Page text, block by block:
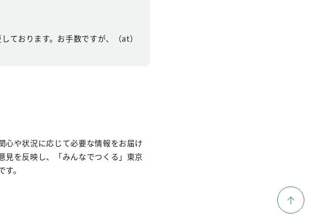
ております。お手数ですが、（at）
心や状況に応じて必要な情報をお届け
見を反映し、「みんなでつくる」東京
。